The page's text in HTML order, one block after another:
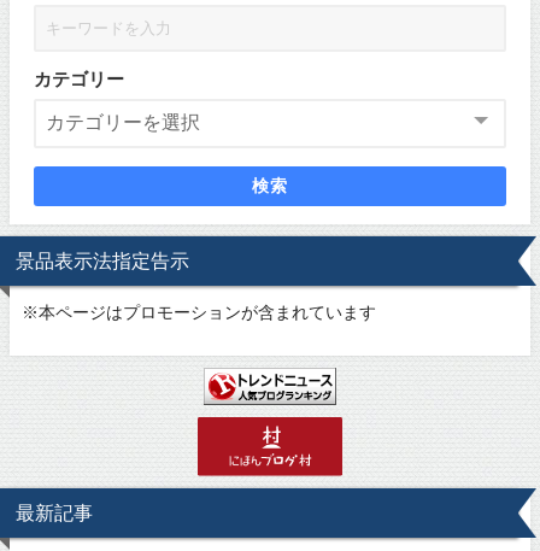
カテゴリー
検索
景品表示法指定告示
※本ページはプロモーションが含まれています
最新記事